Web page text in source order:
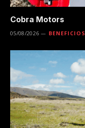
Cobra Motors
05/08/2026 BENEFICIOS